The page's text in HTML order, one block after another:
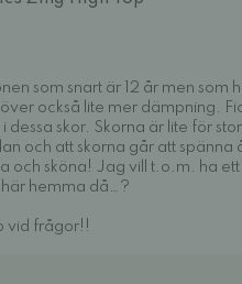
som snart är 12 år men som
också lite mer dämpning.
skor. Skorna är lite för
och att skorna går att spänna
och sköna! Jag vill t.o.m. ha ett
här hemma då…?
vid frågor!!